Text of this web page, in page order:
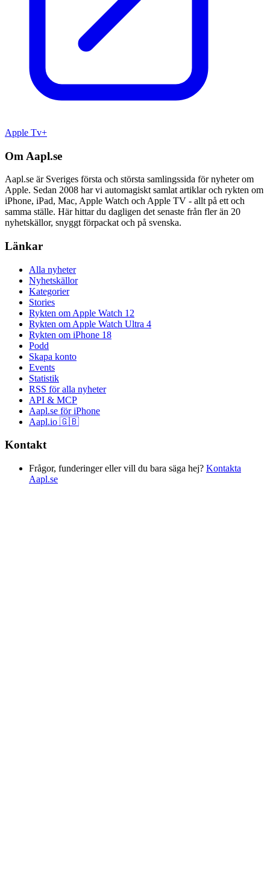
Apple Tv+
Om Aapl.se
Aapl.se är Sveriges första och största samlingssida för nyheter om
Apple. Sedan 2008 har vi automagiskt samlat artiklar och rykten om
iPhone, iPad, Mac, Apple Watch och Apple TV - allt på ett och
samma ställe. Här hittar du dagligen det senaste från fler än 20
nyhetskällor, snyggt förpackat och på svenska.
Länkar
Alla nyheter
Nyhetskällor
Kategorier
Stories
Rykten om Apple Watch 12
Rykten om Apple Watch Ultra 4
Rykten om iPhone 18
Podd
Skapa konto
Events
Statistik
RSS för alla nyheter
API & MCP
Aapl.se för iPhone
Aapl.io 🇬🇧
Kontakt
Frågor, funderinger eller vill du bara säga hej? Kontakta
Aapl.se